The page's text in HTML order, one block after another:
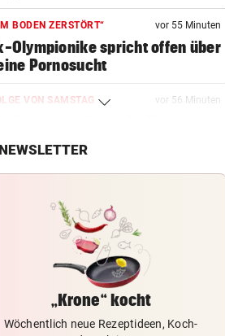
BODEN ZERSTÖRT“ vor 55 Minuten
Olympionike spricht offen über
Pornosucht
VON SAMSTAG vor 56 Minuten
jeder!
VERORDNUNG vor 56 Minuten
Rissen: Wolf im Tiroler
Imst entnommen
HOFFNUNG FÜR PATIENTEN
Krebstherapien bieten neue
KIND UNTER OPFERN 07:54
NEWSLETTER
„Krone“ kocht
Wöchentlich neue Rezeptideen, Koch-